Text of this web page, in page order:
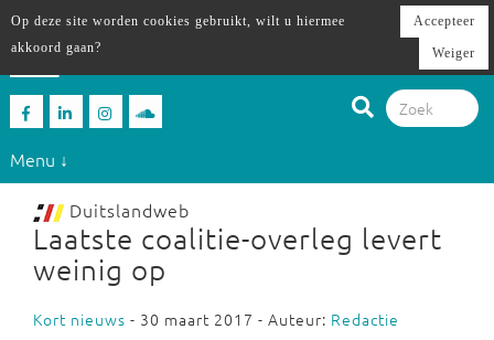
Menu ↓
Duitslandweb
Laatste coalitie-overleg levert
weinig op
Kort nieuws - 30 maart 2017 - Auteur: Redactie
Op deze site worden cookies gebruikt, wilt u hiermee
akkoord gaan?
Accepteer
Weiger